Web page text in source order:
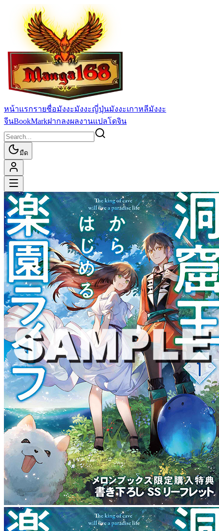
หน้าแรกรายชื่อมังงะมังงะญี่ปุ่นมังงะเกาหลีมังงะ
จีนBookMarkฝากลงผลงานแปลโดจิน
มืด